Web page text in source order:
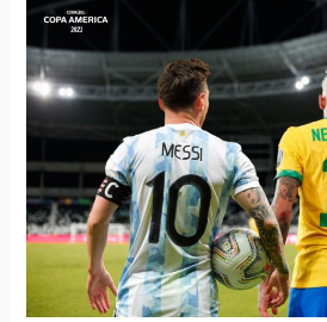
Luis
en
el
Once
de
la
Copa
América